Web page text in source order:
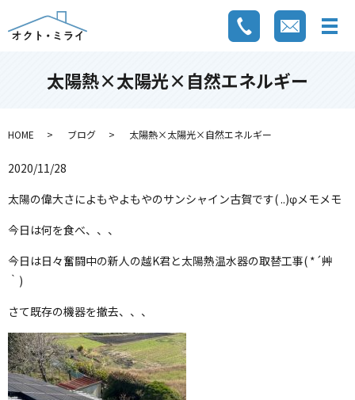
太陽熱×太陽光×自然エネルギー
HOME ブログ 太陽熱×太陽光×自然エネルギー
2020/11/28
太陽の偉大さによもやよもやのサンシャイン古賀です( ..)φメモメモ
今日は何を食べ、、、
今日は日々奮闘中の新人の越K君と太陽熱温水器の取替工事( *´艸
｀)
さて既存の機器を撤去、、、